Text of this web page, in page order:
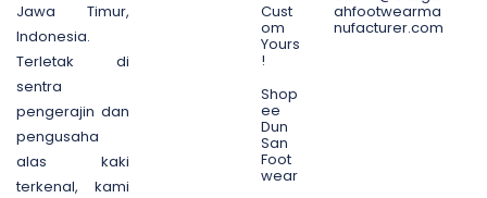
Jawa Timur,
Indonesia.
Terletak di
sentra
pengerajin dan
pengusaha
alas kaki
terkenal, kami
Cust
om
Yours
!
Shop
ee
Dun
San
Foot
wear
ahfootwearma
nufacturer.com